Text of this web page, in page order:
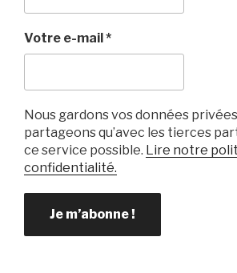
Votre e-mail*
Nous gardons vos données
partageons qu’avec les tierces
ce service possible. Lire notre
confidentialité.